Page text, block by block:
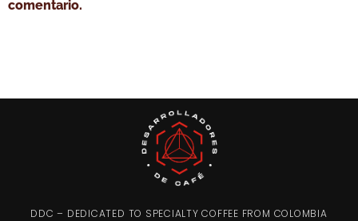
comentario.
DDC – DEDICATED TO SPECIALTY COFFEE FROM COLOMBIA